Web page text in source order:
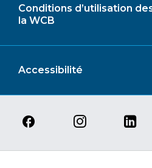
Conditions d’utilisation
la WCB
Accessibilité